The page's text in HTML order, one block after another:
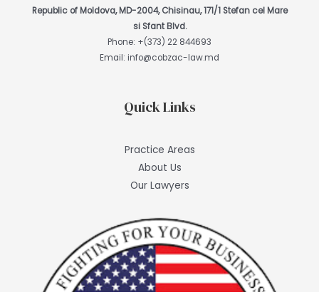
Republic of Moldova, MD-2004, Chisinau, 171/1 Stefan cel Mare
si Sfant Blvd.
Phone: +(373) 22 844693
Email: info@cobzac-law.md
Quick Links
Practice Areas
About Us
Our Lawyers